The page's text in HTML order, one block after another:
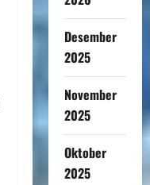
Desember
2025
November
2025
Oktober
2025